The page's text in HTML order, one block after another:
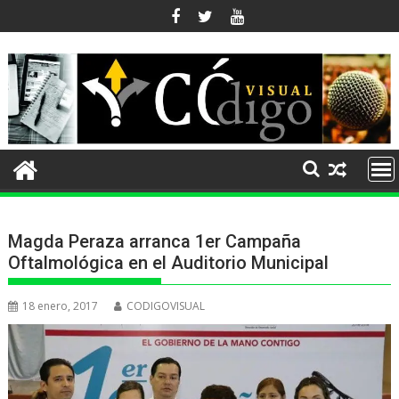
al
contenido
Magda Peraza arranca 1er Campaña
Oftalmológica en el Auditorio Municipal
18 enero, 2017 CODIGOVISUAL